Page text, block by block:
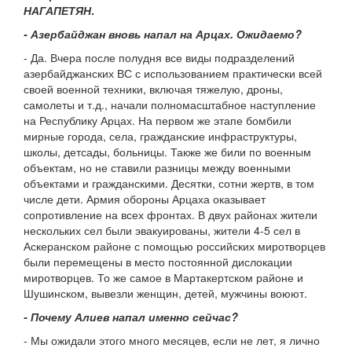
НАГАПЕТЯН.
- Азербайджан вновь напал на Арцах. Ожидаемо?
- Да. Вчера после полудня все виды подразделений
азербайджанских ВС с использованием практически всей
своей военной техники, включая тяжелую, дроны,
самолеты и т.д., начали полномасштабное наступление
на Республику Арцах. На первом же этапе бомбили
мирные города, села, гражданские инфраструктуры,
школы, детсады, больницы. Также же били по военным
объектам, но не ставили разницы между военными
объектами и гражданскими. Десятки, сотни жертв, в том
числе дети. Армия обороны Арцаха оказывает
сопротивление на всех фронтах. В двух районах жители
нескольких сел были эвакуированы, жители 4-5 сел в
Аскеранском районе с помощью российских миротворцев
были перемещены в место постоянной дислокации
миротворцев. То же самое в Мартакертском районе и
Шушинском, вывезли женщин, детей, мужчины воюют.
- Почему Алиев напал именно сейчас?
- Мы ожидали этого много месяцев, если не лет, я лично